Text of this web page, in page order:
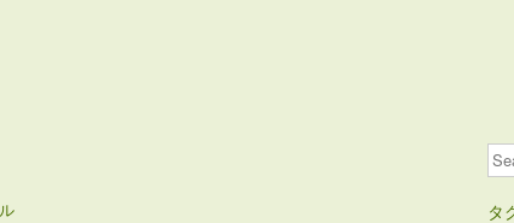
タ